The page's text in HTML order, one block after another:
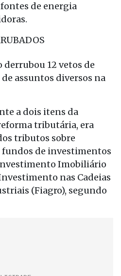
fontes de energia
derrubou 12 vetos de
assuntos diversos na
a dois itens da
tributária, era
tributos sobre
fundos de investimentos
Imobiliário
nas Cadeias
(Fiagro), segundo